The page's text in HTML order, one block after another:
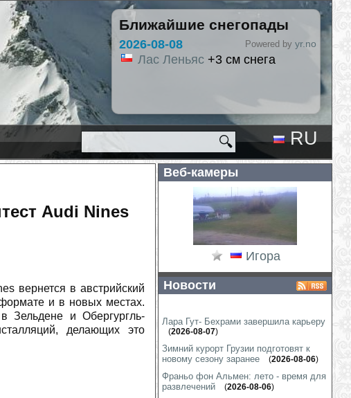
Ближайшие снегопады
Powered by yr.no
+3 см снега
RU
🔍
Аudi Nines
вернется в австрийский
и в новых местах.
Зельдене и Обергургль-
делающих это
Веб-камеры
Игора
Новости
Лара Гут- Бехрами завершила карьеру
(2026-08-07)
Зимний курорт Грузии подготовят к
новому сезону заранее
(2026-08-06)
Франьо фон Альмен: лето - время для
развлечений
(2026-08-06)